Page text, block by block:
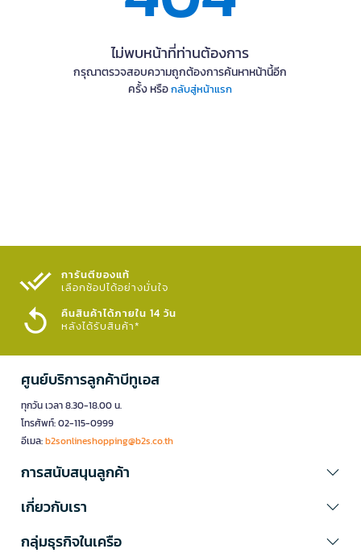
ไม่พบหน้าที่ท่านต้องการ
กรุณาตรวจสอบความถูกต้องการค้นหาหน้านี้อีก
ครั้ง หรือกลับสู่หน้าแรก
การันตีของแท้
เลือกช้อปได้อย่างมั่นใจ​
คืนสินค้าได้ภายใน 14 วัน
หลังได้รับสินค้า*
ศูนย์บริการลูกค้าบีทูเอส
ทุกวัน เวลา 8.30-18.00 น.
โทรศัพท์: 02-115-0999
อีเมล:b2sonlineshopping@b2s.co.th
การสนับสนุนลูกค้า
เกี่ยวกับเรา
กลุ่มธุรกิจในเครือ